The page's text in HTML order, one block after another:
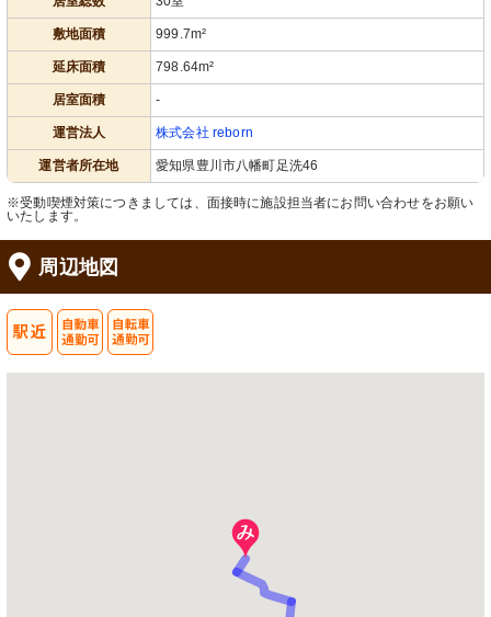
居室
陽光が差し込む居室には、快適なベッ
り、安心してご利用いただける環境で
す。
浴室
安心してご利用いただける、手すり付
らす工夫がされています。
敷地面積 999.7m²
延床面積 798.64m²
居室面積 -
運営法人 株式会社 reborn
運営者所在地 愛知県豊川市八幡町足洗46
※受動喫煙対策につきましては、面接時に施設担当者にお問い合わせをお願い
いたします。
周辺地図